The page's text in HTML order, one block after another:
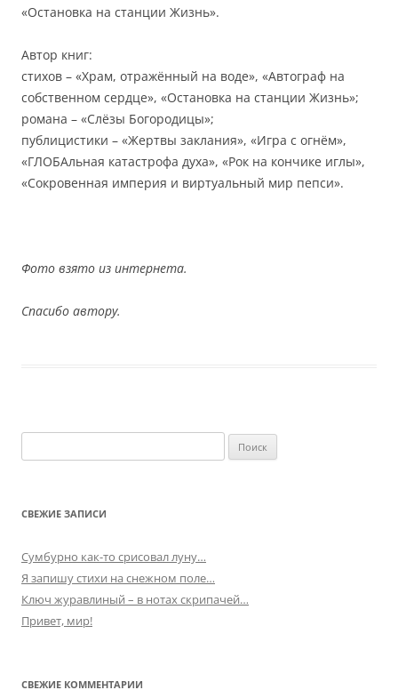
«Остановка на станции Жизнь».
Автор книг:
стихов – «Храм, отражённый на воде», «Автограф на
собственном сердце», «Остановка на станции Жизнь»;
романа – «Слёзы Богородицы»;
публицистики – «Жертвы заклания», «Игра с огнём»,
«ГЛОБАльная катастрофа духа», «Рок на кончике иглы»,
«Сокровенная империя и виртуальный мир пепси».
Фото взято из интернета.
Спасибо автору.
СВЕЖИЕ ЗАПИСИ
Сумбурно как-то срисовал луну…
Я запишу стихи на снежном поле…
Ключ журавлиный – в нотах скрипачей…
Привет, мир!
СВЕЖИЕ КОММЕНТАРИИ